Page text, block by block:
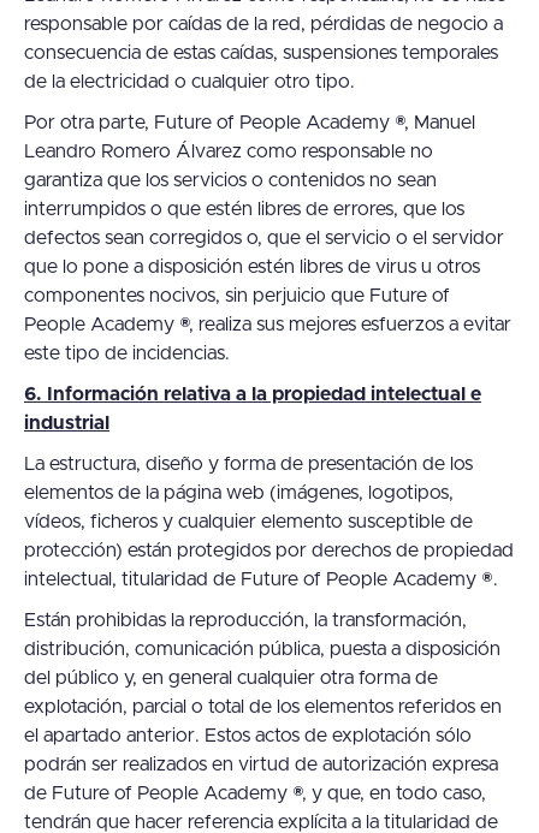
responsable por caídas de la red, pérdidas de negocio a
consecuencia de estas caídas, suspensiones temporales
de la electricidad o cualquier otro tipo.
Por otra parte, Future of People Academy ®, Manuel
Leandro Romero Álvarez como responsable no
garantiza que los servicios o contenidos no sean
interrumpidos o que estén libres de errores, que los
defectos sean corregidos o, que el servicio o el servidor
que lo pone a disposición estén libres de virus u otros
componentes nocivos, sin perjuicio que Future of
People Academy ®, realiza sus mejores esfuerzos a evitar
este tipo de incidencias.
6. Información relativa a la propiedad intelectual e
industrial
La estructura, diseño y forma de presentación de los
elementos de la página web (imágenes, logotipos,
vídeos, ficheros y cualquier elemento susceptible de
protección) están protegidos por derechos de propiedad
intelectual, titularidad de Future of People Academy ®.
Están prohibidas la reproducción, la transformación,
distribución, comunicación pública, puesta a disposición
del público y, en general cualquier otra forma de
explotación, parcial o total de los elementos referidos en
el apartado anterior. Estos actos de explotación sólo
podrán ser realizados en virtud de autorización expresa
de Future of People Academy ®, y que, en todo caso,
tendrán que hacer referencia explícita a la titularidad de